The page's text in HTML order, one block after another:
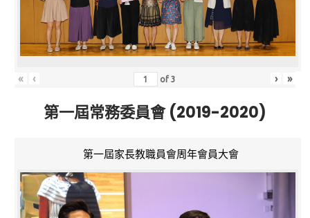
« ‹ of3 › »
第一屆常務委員會 (2019-2020)
第一屆家長教職員會周年會員大會